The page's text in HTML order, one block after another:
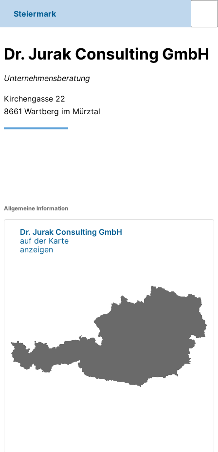
Steiermark
Dr. Jurak Consulting GmbH
Unternehmensberatung
Kirchengasse 22
8661 Wartberg im Mürztal
Allgemeine Information
Dr. Jurak Consulting GmbH
auf der Karte
anzeigen